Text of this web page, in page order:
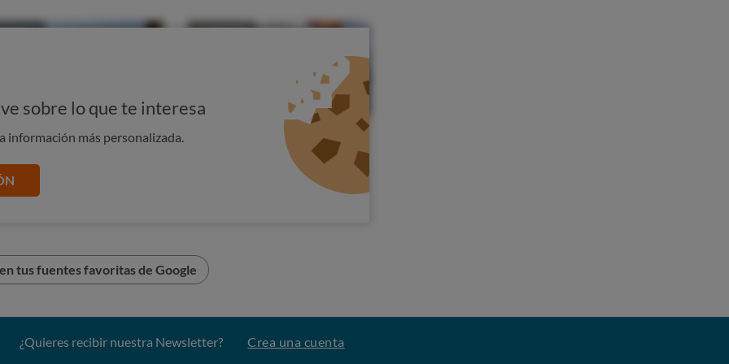
elequipamiento imprescindible en el coche
sobre lo que te interesa
información más personalizada.
tus fuentes favoritas de Google
¿Quieres recibir nuestra Newsletter? Crea una cuenta